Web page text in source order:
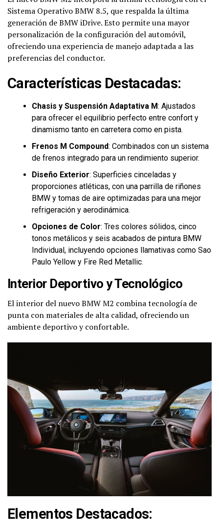
Sistema Operativo BMW 8.5, que respalda la última
generación de BMW iDrive. Esto permite una mayor
personalización de la configuración del automóvil,
ofreciendo una experiencia de manejo adaptada a las
preferencias del conductor.
Características Destacadas:
Chasis y Suspensión Adaptativa M: Ajustados
para ofrecer el equilibrio perfecto entre confort y
dinamismo tanto en carretera como en pista.
Frenos M Compound: Combinados con un sistema
de frenos integrado para un rendimiento superior.
Diseño Exterior: Superficies cinceladas y
proporciones atléticas, con una parrilla de riñones
BMW y tomas de aire optimizadas para una mejor
refrigeración y aerodinámica.
Opciones de Color: Tres colores sólidos, cinco
tonos metálicos y seis acabados de pintura BMW
Individual, incluyendo opciones llamativas como Sao
Paulo Yellow y Fire Red Metallic.
Interior Deportivo y Tecnológico
El interior del nuevo BMW M2 combina tecnología de
punta con materiales de alta calidad, ofreciendo un
ambiente deportivo y confortable.
Elementos Destacados: